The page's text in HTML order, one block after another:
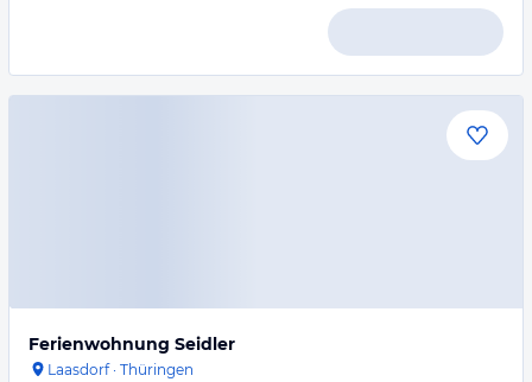
Ferienwohnung Seidler
Laasdorf· Thüringen